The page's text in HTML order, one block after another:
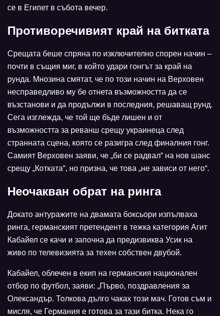
се в Египет в събота вечер.
Противоречивият край на битката
Срещата беше спряна по изключително спорен начин –
почти в същия миг, в който удари гонгът за край на
рунда. Мнозина смятат, че по този начин на Верховен
несправедливо му бе отнета възможността да се
възстанови и да продължи в последния, решаващ рунд.
Сега изглежда, че той ще бъде лишен и от
възможността за реванш срещу украинеца след
странната сцена, която се разигра след финалния гонг.
Самият Верховен заяви, че „би се радвал“ на нов шанс
срещу „Котката“, но призна, че това „не зависи от него“.
Неочакван обрат на ринга
Докато антуражите на двамата боксьори изпълваха
ринга, германският претендент в тежка категория Агит
Кабайел се качи и започна да предизвиква Усик на
живо по телевизията за техен собствен двубой.
Кабайел, облечен в екип на германския национален
отбор по футбол, заяви: „Първо, поздравления за
Олександър. Толкова дълго чаках този мач. Готов съм и
мисля, че Германия е готова за тази битка. Нека го